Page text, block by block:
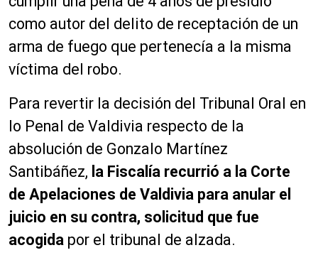
como autor del delito de receptación de un
arma de fuego que pertenecía a la misma
víctima del robo.
Para revertir la decisión del Tribunal Oral en
lo Penal de Valdivia respecto de la
absolución de Gonzalo Martínez
Santibáñez, la Fiscalía recurrió a la Corte
de Apelaciones de Valdivia para anular el
juicio en su contra, solicitud que fue
acogida por el tribunal de alzada.